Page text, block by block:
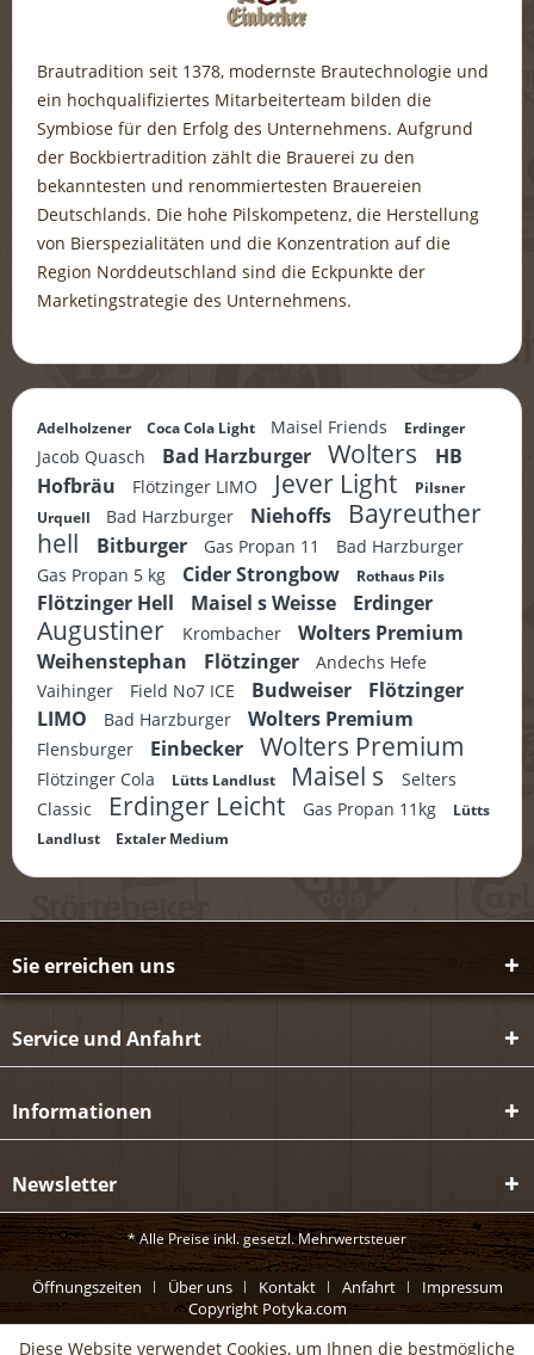
Brautradition seit 1378, modernste Brautechnologie und
ein hochqualifiziertes Mitarbeiterteam bilden die
Symbiose für den Erfolg des Unternehmens. Aufgrund
der Bockbiertradition zählt die Brauerei zu den
bekanntesten und renommiertesten Brauereien
Deutschlands. Die hohe Pilskompetenz, die Herstellung
von Bierspezialitäten und die Konzentration auf die
Region Norddeutschland sind die Eckpunkte der
Marketingstrategie des Unternehmens.
Adelholzener Coca Cola Light Maisel Friends Erdinger
Jacob Quasch Bad Harzburger Wolters
HB
Hofbräu
Flötzinger LIMO Jever Light
Pilsner
Urquell
Bad Harzburger Niehoffs
Bayreuther
hell
Bitburger Gas Propan 11
Bad Harzburger
Gas Propan 5 kg
Cider Strongbow Rothaus Pils
Flötzinger Hell Maisel s Weisse Erdinger
Augustiner Krombacher
Wolters Premium
Weihenstephan
Flötzinger
Andechs Hefe
Vaihinger
Field No7 ICE Budweiser
Flötzinger
LIMO
Bad Harzburger Wolters Premium
Flensburger Einbecker Wolters Premium
Flötzinger Cola Lütts Landlust Maisel s
Selters
Classic
Erdinger Leicht Gas Propan 11kg
Lütts
Landlust
Extaler Medium
Sie erreichen uns
Service und Anfahrt
Informationen
Newsletter
* Alle Preise inkl. gesetzl. Mehrwertsteuer
Öffnungszeiten Über uns Kontakt Anfahrt
Impressum
Copyright Potyka.com
Diese Website verwendet Cookies, um Ihnen die bestmögliche